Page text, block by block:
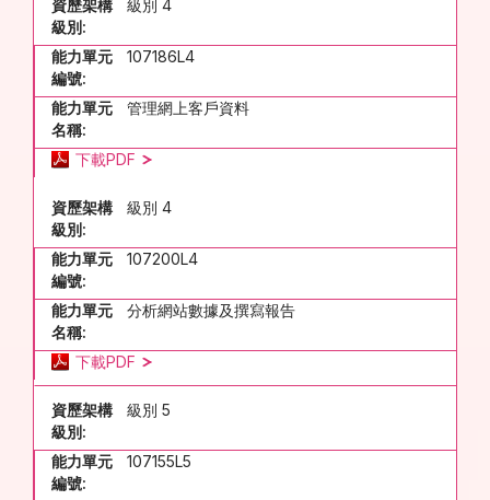
資歷架構
級別:
級別 4
能力單元
編號:
107186L4
能力單元
名稱:
管理網上客戶資料
下載PDF
資歷架構
級別:
級別 4
能力單元
編號:
107200L4
能力單元
名稱:
分析網站數據及撰寫報告
下載PDF
資歷架構
級別:
級別 5
能力單元
編號:
107155L5